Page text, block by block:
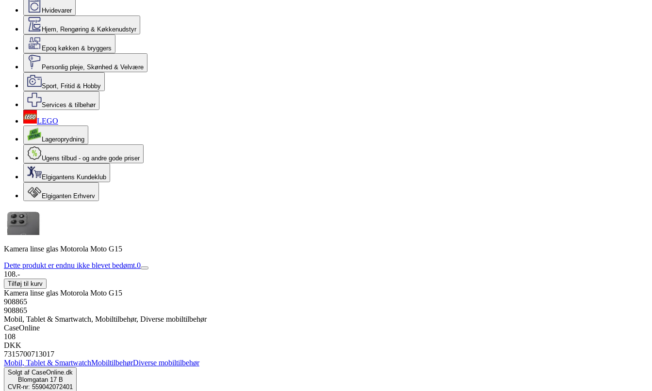
Hvidevarer
Hjem, Rengøring & Køkkenudstyr
Epoq køkken & bryggers
Personlig pleje, Skønhed & Velvære
Sport, Fritid & Hobby
Services & tilbehør
LEGO
Lageroprydning
Ugens tilbud - og andre gode priser
Elgigantens Kundeklub
Elgiganten Erhverv
Kamera linse glas Motorola Moto G15
Dette produkt er endnu ikke blevet bedømt.0
108.-
Tilføj til kurv
Kamera linse glas Motorola Moto G15
908865
908865
Mobil, Tablet & Smartwatch, Mobiltilbehør, Diverse mobiltilbehør
CaseOnline
108
DKK
7315700713017
Mobil, Tablet & SmartwatchMobiltilbehørDiverse mobiltilbehør
Solgt af CaseOnline.dk
Blomgatan 17 B
CVR-nr: 559042072401